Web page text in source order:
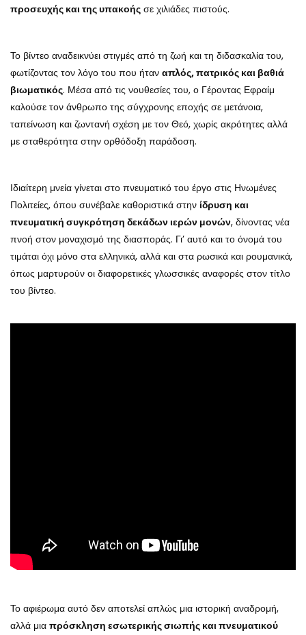
προσευχής και της υπακοής σε χιλιάδες πιστούς.
Το βίντεο αναδεικνύει στιγμές από τη ζωή και τη διδασκαλία του,
φωτίζοντας τον λόγο του που ήταν απλός, πατρικός και βαθιά
βιωματικός. Μέσα από τις νουθεσίες του, ο Γέροντας Εφραίμ
καλούσε τον άνθρωπο της σύγχρονης εποχής σε μετάνοια,
ταπείνωση και ζωντανή σχέση με τον Θεό, χωρίς ακρότητες αλλά
με σταθερότητα στην ορθόδοξη παράδοση.
Ιδιαίτερη μνεία γίνεται στο πνευματικό του έργο στις Ηνωμένες
Πολιτείες, όπου συνέβαλε καθοριστικά στην ίδρυση και
πνευματική συγκρότηση δεκάδων ιερών μονών, δίνοντας νέα
πνοή στον μοναχισμό της διασποράς. Γι’ αυτό και το όνομά του
τιμάται όχι μόνο στα ελληνικά, αλλά και στα ρωσικά και ρουμανικά,
όπως μαρτυρούν οι διαφορετικές γλωσσικές αναφορές στον τίτλο
του βίντεο.
Το αφιέρωμα αυτό δεν αποτελεί απλώς μια ιστορική αναδρομή,
αλλά μια πρόσκληση εσωτερικής σιωπής και πνευματικού